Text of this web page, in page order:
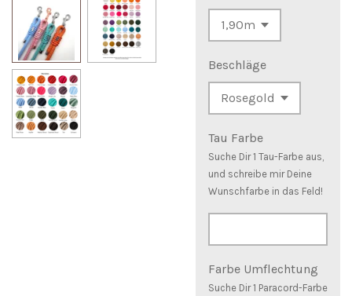
Beschläge
Tau Farbe
Suche Dir 1 Tau-Farbe aus,
und schreibe mir Deine
Wunschfarbe in das Feld!
Farbe Umflechtung
Suche Dir 1 Paracord-Farbe